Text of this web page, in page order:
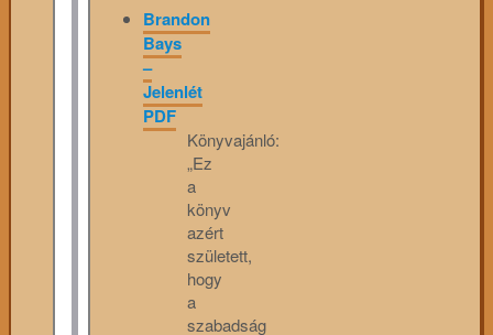
Brandon
Bays
–
Jelenlét
PDF
Könyvajánló:
„Ez
a
könyv
azért
született,
hogy
a
szabadság